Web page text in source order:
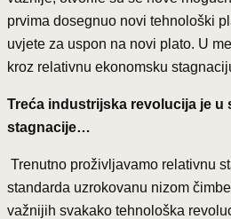
prvima dosegnuo novi tehnološki
uvjete za uspon na novi plato. U
kroz relativnu ekonomsku
Treća industrijska revolucija je u
stagnacije…
Trenutno proživljavamo relativnu
standarda uzrokovanu nizom
važnijih svakako tehnološka